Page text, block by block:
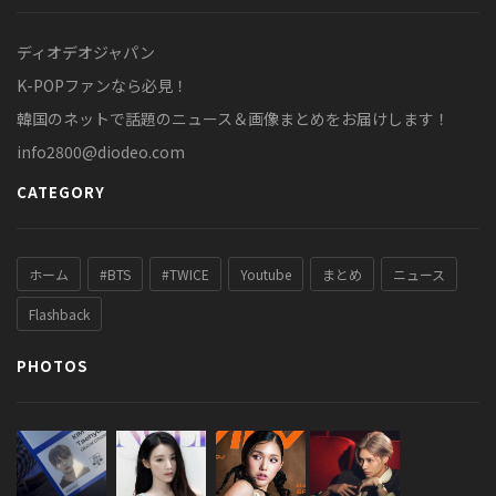
ディオデオジャパン
K-POPファンなら必見！
韓国のネットで話題のニュース＆画像まとめをお届けします！
info2800@diodeo.com
CATEGORY
ホーム #BTS #TWICE Youtube まとめ ニュース
Flashback
PHOTOS